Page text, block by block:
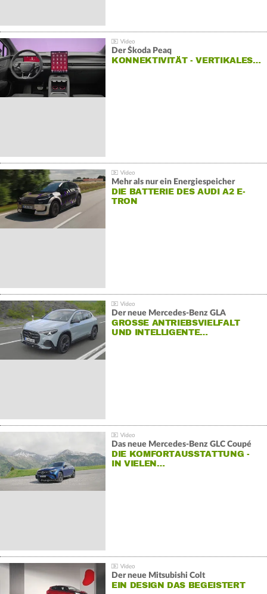
Der Škoda Peaq
KONNEKTIVITÄT - VERTIKALES…
Mehr als nur ein Energiespeicher
DIE BATTERIE DES AUDI A2 E-
TRON
Der neue Mercedes-Benz GLA
GROSSE ANTRIEBSVIELFALT U
ND INTELLIGENTE…
Das neue Mercedes-Benz GLC Coupé
DIE KOMFORTAUSSTATTUNG -
IN VIELEN…
Der neue Mitsubishi Colt
EIN DESIGN DAS BEGEISTERT